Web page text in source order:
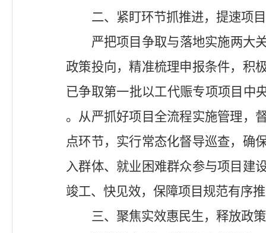
二、紧盯环节抓推进，提速项
严把项目争取与落地实施两大
政策投向，精准梳理申报条件，积
已争取第一批以工代赈专项项目中
。从严抓好项目全流程实施管理，
点环节，实行常态化督导巡查，确
入群体、就业困难群众参与项目建
竣工、快见效，保障项目规范有序
三、聚焦实效惠民生，释放政